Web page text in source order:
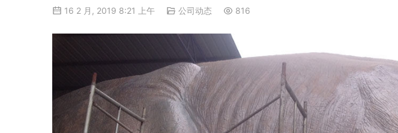
16 2 月, 2019 8:21 上午 公司动态 816